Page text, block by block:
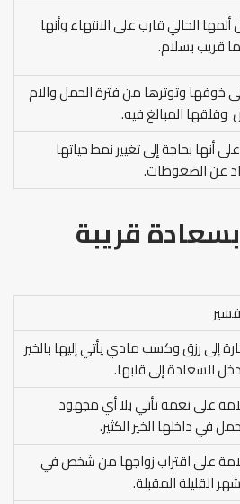
الحالي قارب على الانتهاء وأنها
قريب بسلام.
خوفها وتوترها من فترة الحمل وآلام
وقلقها المبالغ فيه.
أنها بحاجة إلى تغيير نمط حياتها
عن الضغوطات.
قريبة
إلى رزق وكسب مادي يأتي إليها بالخير
السعادة إلى قلبها.
على نعمة تأتي بلا أي مجهود
في داخلها الخير الكثير.
على اقتراب زواجها من شخص في
القليلة المقبلة.